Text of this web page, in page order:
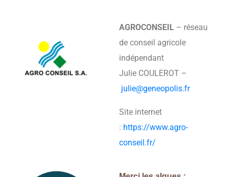
AGROCONSEIL – réseau
de conseil agricole
indépendant
Julie COULEROT –
julie@geneopolis.fr
Site internet
: https://www.agro-
conseil.fr/